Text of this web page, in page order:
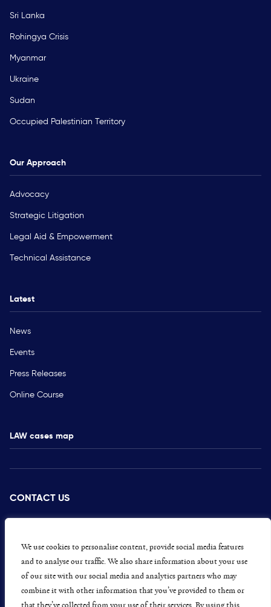
We use cookies to personalise content, provide social media features
and to analyse our traffic. We also share information about your use
of our site with our social media and analytics partners who may
combine it with other information that you’ve provided to them or
that they’ve collected from your use of their services. By using this
Sri Lanka
Rohingya Crisis
Myanmar
Ukraine
Sudan
Occupied Palestinian Territory
Our Approach
Advocacy
Strategic Litigation
Legal Aid & Empowerment
Technical Assistance
Latest
News
Events
Press Releases
Online Course
LAW cases map
CONTACT US
PRESS
CAREERS
GET INVOLVED
CONCERNS OR COMPLAINTS